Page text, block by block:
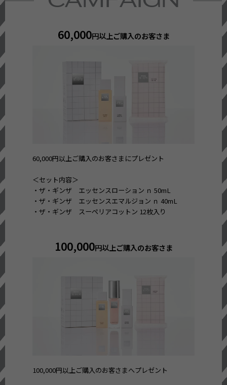
60,000円以上ご購入のお客さま
60,000円以上ご購入のお客さまにプレゼント
＜セット内容＞
・ザ・ギンザ エッセンスローション ｎ 50mL
・ザ・ギンザ エッセンスエマルジョン ｎ 40mL
・ザ・ギンザ スーペリアコットン 12枚入り
100,000円以上ご購入のお客さま
100,000円以上ご購入のお客さまへプレゼント